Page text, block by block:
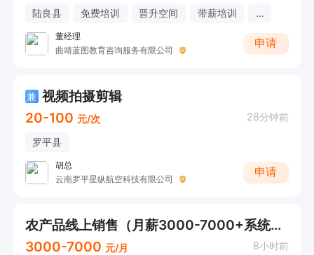
陆良县 免费培训 晋升空间 带薪培训 ...
董经理
曲靖蓝图教育咨询服务有限公司
申请
兼 视频拍摄剪辑
20-100 元/次 28分钟前
罗平县
胡总
云南罗平星纵航空科技有限公司
申请
农产品线上销售（月薪3000-7000+系统培训）
3000-7000 元/月 8小时前